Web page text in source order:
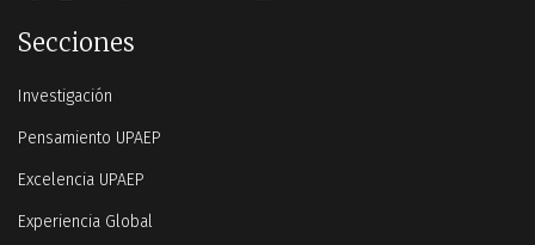
Secciones
Investigación
Pensamiento UPAEP
Excelencia UPAEP
Experiencia Global